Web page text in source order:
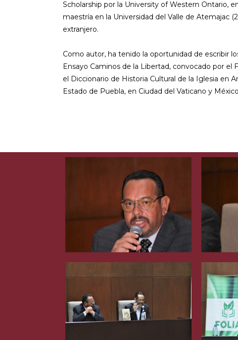
Scholarship por la University of Western Ontario,
maestría en la Universidad del Valle de Atemajac
extranjero.
Como autor, ha tenido la oportunidad de escribir
Ensayo Caminos de la Libertad, convocado por el
el Diccionario de Historia Cultural de la Iglesia en
Estado de Puebla, en Ciudad del Vaticano y